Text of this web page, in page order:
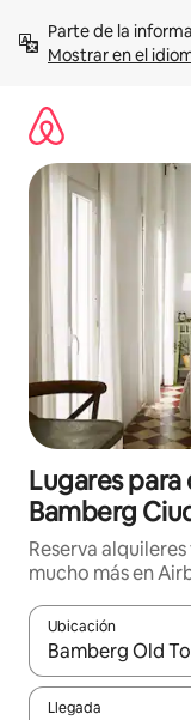
contenidoMostrar en el
Lugares
Bamberg
Reserva
mucho más en
Ubicación
Cuando los
Llegada